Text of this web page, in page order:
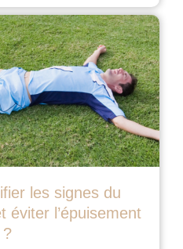
les signes du
éviter l’épuisement
?